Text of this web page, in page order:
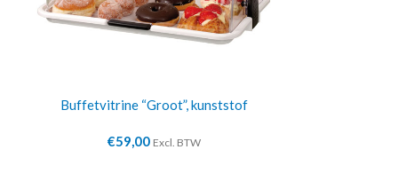
Buffetvitrine “Groot”, kunststof
€59,00 Excl. BTW